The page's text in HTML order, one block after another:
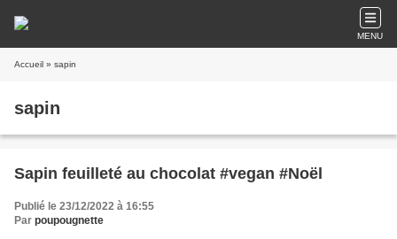
MENU
Accueil » sapin
sapin
Sapin feuilleté au chocolat #vegan #Noël
Publié le 23/12/2022 à 16:55
Par poupougnette